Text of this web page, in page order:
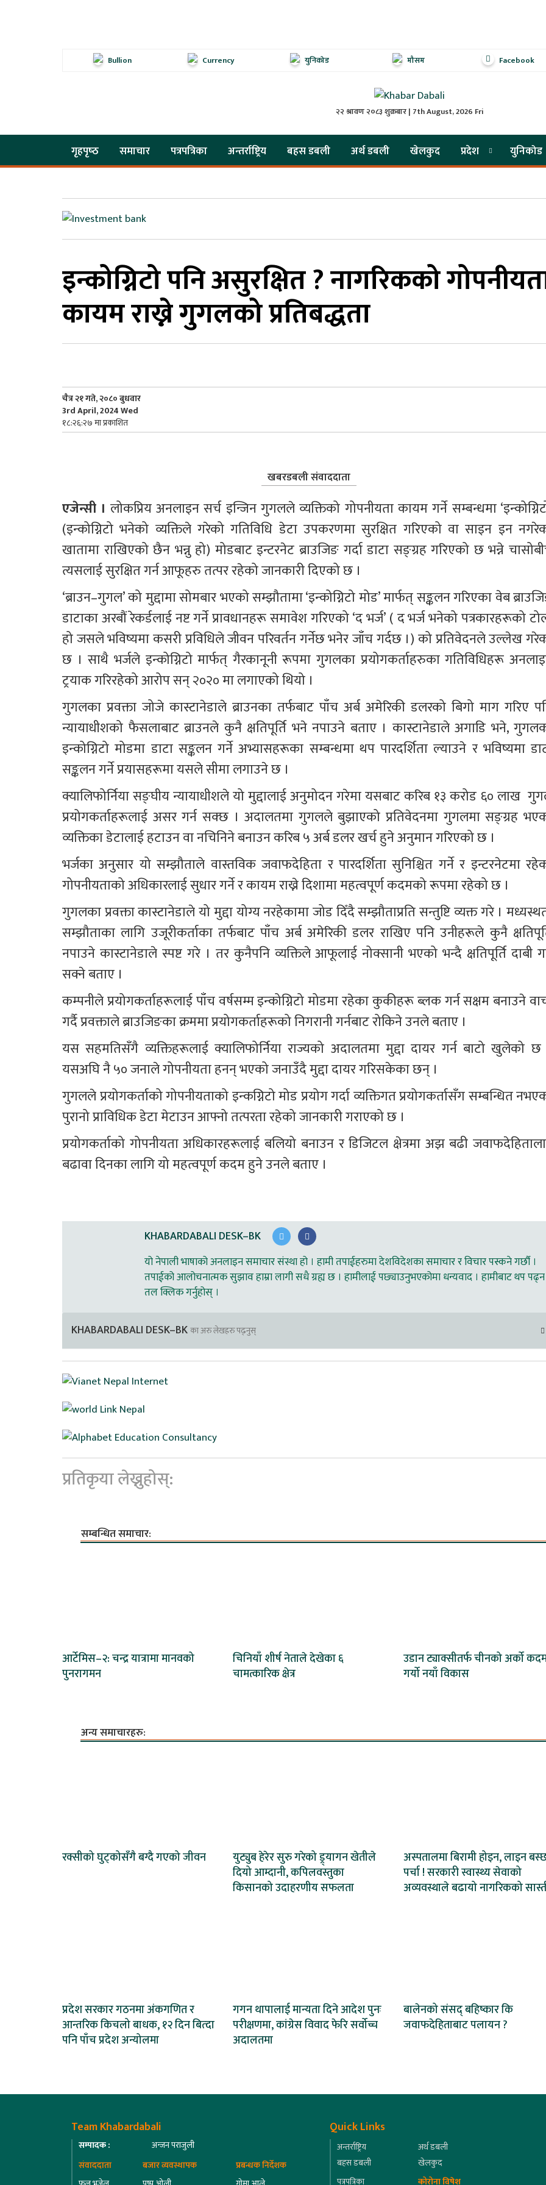
Bullion Currency युनिकोड मौसम Facebook
२२ श्रावण २०८३ शुक्रबार | 7th August, 2026 Fri
गृहपृष्‍ठ समाचार पत्रपत्रिका अन्तर्राष्ट्रिय बहस डबली अर्थ डबली खेलकुद प्रदेश युनिकोड
इन्कोग्निटो पनि असुरक्षित ? नागरिकको
कायम राख्ने गुगलको प्रतिबद्धता
चैत्र २१ गते, २०८० बुधवार
3rd April, 2024 Wed
१८:२६:२७ मा प्रकाशित
खबरडबली संवाददाता
एजेन्सी । लोकप्रिय अनलाइन सर्च इन्जिन गुगलले व्यक्तिको गोपनीयता कायम गर्ने सम्बन्धमा
(इन्कोग्निटो भनेको व्यक्तिले गरेको गतिविधि डेटा उपकरणमा सुरक्षित गरिएको वा साइन इन
खातामा राखिएको छैन भन्नु हो) मोडबाट इन्टरनेट ब्राउजिङ गर्दा डाटा सङ्ग्रह गरिएको छ भन्ने
त्यसलाई सुरक्षित गर्न आफूहरु तत्पर रहेको जानकारी दिएको छ ।
‘ब्राउन–गुगल’ को मुद्दामा सोमबार भएको सम्झौतामा ‘इन्कोग्निटो मोड’ मार्फत् सङ्कलन गरिएका वेब
डाटाका अरबौं रेकर्डलाई नष्ट गर्ने प्रावधानहरू समावेश गरिएको ‘द भर्ज’ ( द भर्ज भनेको पत्रकारहरूको
हो जसले भविष्यमा कसरी प्रविधिले जीवन परिवर्तन गर्नेछ भनेर जाँच गर्दछ ।) को प्रतिवेदनले उल्लेख
छ । साथै भर्जले इन्कोग्निटो मार्फत् गैरकानूनी रूपमा गुगलका प्रयोगकर्ताहरुका गतिविधिहरू
ट्रयाक गरिरहेको आरोप सन् २०२० मा लगाएको थियो ।
गुगलका प्रवक्ता जोजे कास्टानेडाले ब्राउनका तर्फबाट पाँच अर्ब अमेरिकी डलरको बिगो माग गरिए
न्यायाधीशको फैसलाबाट ब्राउनले कुनै क्षतिपूर्ति भने नपाउने बताए । कास्टानेडाले अगाडि भने,
इन्कोग्निटो मोडमा डाटा सङ्कलन गर्ने अभ्यासहरूका सम्बन्धमा थप पारदर्शिता ल्याउने र भविष्यमा
सङ्कलन गर्ने प्रयासहरूमा यसले सीमा लगाउने छ ।
क्यालिफोर्निया सङ्घीय न्यायाधीशले यो मुद्दालाई अनुमोदन गरेमा यसबाट करिब १३ करोड ६० लाख
प्रयोगकर्ताहरूलाई असर गर्न सक्छ । अदालतमा गुगलले बुझाएको प्रतिवेदनमा गुगलमा सङ्ग्रह
व्यक्तिका डेटालाई हटाउन वा नचिनिने बनाउन करिब ५ अर्ब डलर खर्च हुने अनुमान गरिएको छ ।
भर्जका अनुसार यो सम्झौताले वास्तविक जवाफदेहिता र पारदर्शिता सुनिश्चित गर्ने र इन्टरनेटमा
गोपनीयताको अधिकारलाई सुधार गर्ने र कायम राख्ने दिशामा महत्वपूर्ण कदमको रूपमा रहेको छ ।
गुगलका प्रवक्ता कास्टानेडाले यो मुद्दा योग्य नरहेकामा जोड दिँदै सम्झौताप्रति सन्तुष्टि व्यक्त गरे ।
सम्झौताका लागि उजूरीकर्ताका तर्फबाट पाँच अर्ब अमेरिकी डलर राखिए पनि उनीहरूले कुनै
नपाउने कास्टानेडाले स्पष्ट गरे । तर कुनैपनि व्यक्तिले आफूलाई नोक्सानी भएको भन्दै क्षतिपूर्ति दाबी
सक्ने बताए ।
कम्पनीले प्रयोगकर्ताहरूलाई पाँच वर्षसम्म इन्कोग्निटो मोडमा रहेका कुकीहरू ब्लक गर्न सक्षम बनाउने
गर्दै प्रवक्ताले ब्राउजिङका क्रममा प्रयोगकर्ताहरूको निगरानी गर्नबाट रोकिने उनले बताए ।
यस सहमतिसँगै व्यक्तिहरूलाई क्यालिफोर्निया राज्यको अदालतमा मुद्दा दायर गर्न बाटो खुलेको
यसअघि नै ५० जनाले गोपनीयता हनन् भएको जनाउँदै मुद्दा दायर गरिसकेका छन् ।
गुगलले प्रयोगकर्ताको गोपनीयताको इन्कग्निटो मोड प्रयोग गर्दा व्यक्तिगत प्रयोगकर्तासँग सम्बन्धित
पुरानो प्राविधिक डेटा मेटाउन आफ्नो तत्परता रहेको जानकारी गराएको छ ।
प्रयोगकर्ताको गोपनीयता अधिकारहरूलाई बलियो बनाउन र डिजिटल क्षेत्रमा अझ बढी
बढावा दिनका लागि यो महत्वपूर्ण कदम हुने उनले बताए ।
KHABARDABALI DESK–BK
यो नेपाली भाषाको अनलाइन समाचार संस्था हो । हामी तपाईहरुमा देशविदेशका समाचार र विचार पस्कने गर्छौ ।
तपाईको आलोचनात्मक सुझाव हाम्रा लागी सधै ग्रह्य छ । हामीलाई पछ्याउनुभएकोमा धन्यवाद । हामीबाट थप पढ्न
तल क्लिक गर्नुहोस् ।
KHABARDABALI DESK–BKका अरु लेखहरु पढ्नुस्
प्रतिकृया लेख्नुहोस्:
सम्बन्धित समाचार:
आर्टेमिस–२: चन्द्र यात्रामा मानवको
पुनरागमन
चिनियाँ शीर्ष नेताले देखेका ६
चामत्कारिक क्षेत्र
उडान ट्याक्सीतर्फ चीनको अर्को
गर्यो नयाँ विकास
अन्य समाचारहरु:
रक्सीको घुट्कोसँगै बग्दै गएको जीवन
युट्युब हेरेर सुरु गरेको ड्र्यागन खेतीले
दियो आम्दानी, कपिलवस्तुका
किसानको उदाहरणीय सफलता
अस्पतालमा बिरामी होइन, लाइन
पर्चा ! सरकारी स्वास्थ्य सेवाको
अव्यवस्थाले बढायो नागरिकको
प्रदेश सरकार गठनमा अंकगणित र
आन्तरिक किचलो बाधक, १२ दिन बित्दा
पनि पाँच प्रदेश अन्योलमा
गगन थापालाई मान्यता दिने आदेश पुनः
परीक्षणमा, कांग्रेस विवाद फेरि सर्वोच्च
अदालतमा
बालेनको संसद् बहिष्कार कि
जवाफदेहिताबाट पलायन ?
Team Khabardabali
सम्पादक :
अन्जन पराजुली
संवाददाता
बजार व्यवस्थापक
प्रबन्धक निर्देशक
Quick Links
अन्तर्राष्ट्रिय
अर्थ डबली
बहस डबली
खेलकुद
पत्रपत्रिका
कोरोना विषेश